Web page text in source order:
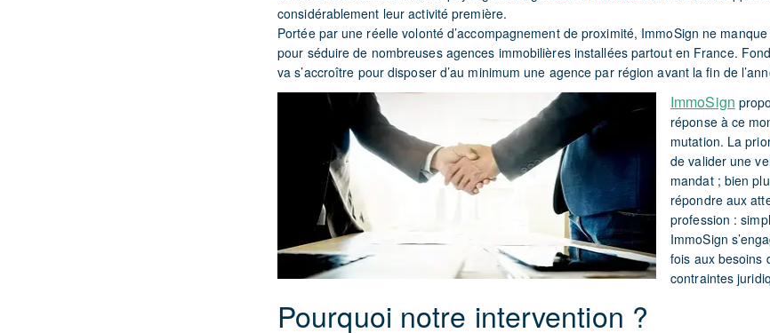
considérablement leur activité première.
Portée par une réelle volonté d’accompagnement de proximité, ImmoSign ne
pour séduire de nombreuses agences immobilières installées partout en France.
va s’accroître pour disposer d’au minimum une agence par région avant la fin de
ImmoSign
réponse à ce
mutation. La
de valider une
mandat ; bien
répondre aux
profession :
ImmoSign
fois aux besoins
contraintes
Pourquoi notre intervention ?